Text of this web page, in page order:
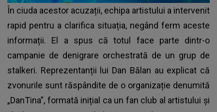
În ciuda acestor acuzații, echipa artistului a intervenit
rapid pentru a clarifica situația, negând ferm aceste
informații. El a spus că totul face parte dintr-o
campanie de denigrare orchestrată de un grup de
stalkeri. Reprezentanții lui Dan Bălan au explicat că
zvonurile sunt răspândite de o organizație denumită
„DanTina”, formată inițial ca un fan club al artistului și